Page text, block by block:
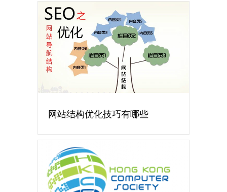
网站结构优化技巧有哪些